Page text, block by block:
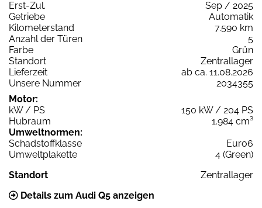
Erst-Zul.
Sep / 2025
Getriebe
Automatik
Kilometerstand
7.590 km
Anzahl der Türen
5
Farbe
Grün
Standort
Zentrallager
Lieferzeit
ab ca. 11.08.2026
Unsere Nummer
2034355
Motor:
kW / PS
150 kW / 204 PS
Hubraum
1.984 cm³
Umweltnormen:
Schadstoffklasse
Euro6
Umweltplakette
4 (Green)
Standort
Zentrallager
Details zum Audi Q5 anzeigen